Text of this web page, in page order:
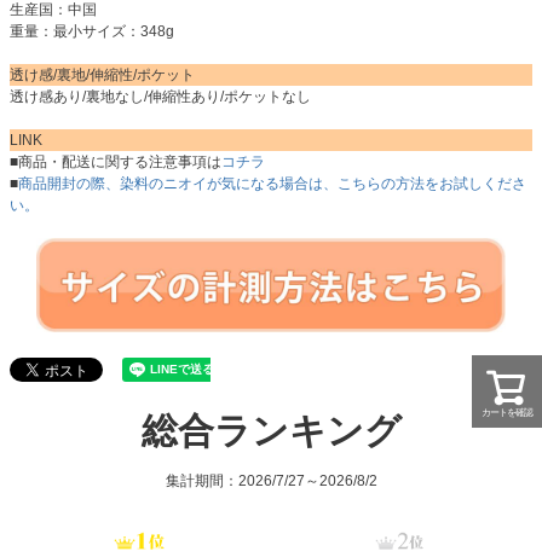
生産国：中国
重量：最小サイズ：348g
透け感/裏地/伸縮性/ポケット
透け感あり/裏地なし/伸縮性あり/ポケットなし
LINK
■商品・配送に関する注意事項はコチラ
■商品開封の際、染料のニオイが気になる場合は、こちらの方法をお試しくださ
い。
総合ランキング
集計期間：2026/7/27～2026/8/2
カートを確認